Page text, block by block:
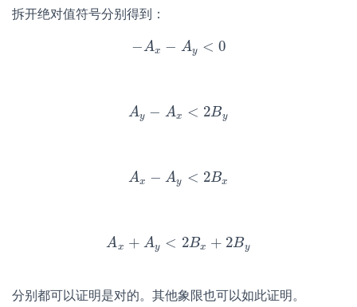
拆开绝对值符号分别得到：
−Ax − Ay < 0
−A x− Ay< 0
Ay − Ax < 2By
Ay−Ax <2 By
Ax − Ay < 2Bx
Ax−Ay <2 Bx
Ax + Ay < 2Bx + 2By
Ax+Ay<2 Bx+2B y
分别都可以证明是对的。其他象限也可以如此证明。